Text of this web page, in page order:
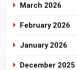
March 2026
February 2026
January 2026
December 2025